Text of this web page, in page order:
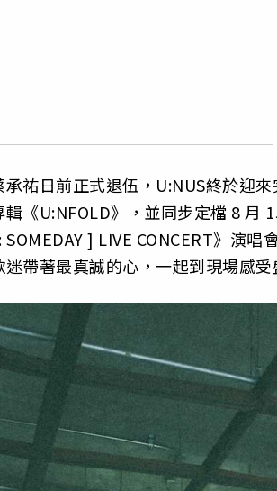
承祐日前正式退伍，U:NUS終於迎
輯《U:NFOLD》，並同步定檔 8 月
SOMEDAY ] LIVE CONCERT》演
帶著最真誠的心，一起到現場感受